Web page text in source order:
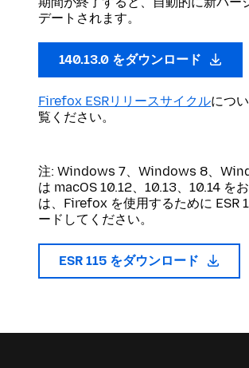
デートされます。
140.13.0 をダウンロード
Firefox ESRリリースサイクルにつ
覧ください。
注: Windows 7、Windows 8、
は macOS 10.12、10.13、10.14 を
は、Firefox を使用するために ESR
ードしてください。
ESR 115 をダウンロード